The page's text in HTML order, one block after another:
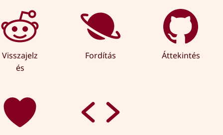
Visszajelz
és
Fordítás Áttekintés